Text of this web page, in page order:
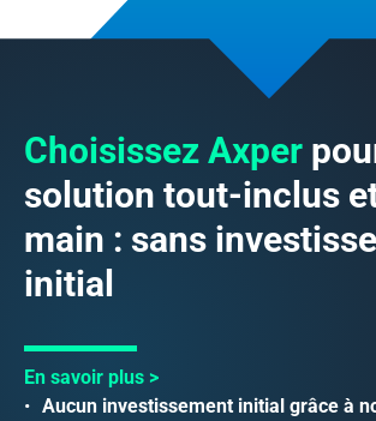
Choisissez Axper
solution tout-inclus
main : sans
initial
En savoir plus
Aucun investissement initial grâce à